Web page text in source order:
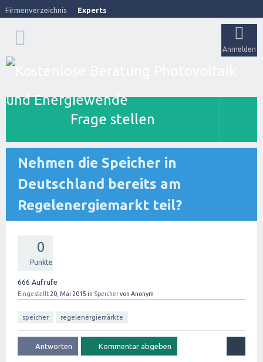
Firmenverzeichnis Experts
Anmelden
Frage stellen
Nehmen die Speicher in
Deutschland bereits am
Regelenergiemarkt teil?
0
Punkte
666 Aufrufe
Eingestellt 20, Mai 2015 in Speichervon Anonym
speicher regelenergiemärkte